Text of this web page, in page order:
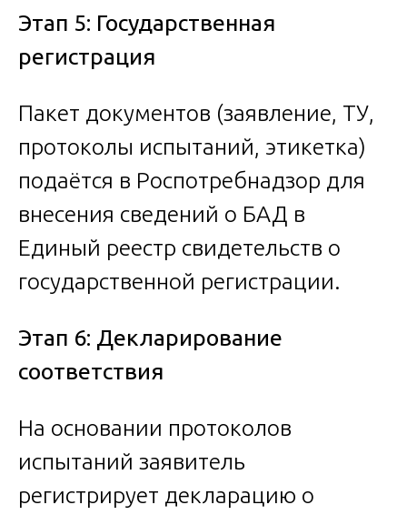
Этап 5: Государственная
регистрация
Пакет документов (заявление, ТУ,
протоколы испытаний, этикетка)
подаётся в Роспотребнадзор для
внесения сведений о БАД в
Единый реестр свидетельств о
государственной регистрации.
Этап 6: Декларирование
соответствия
На основании протоколов
испытаний заявитель
регистрирует декларацию о